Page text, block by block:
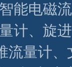
能电磁
计、旋
流量计